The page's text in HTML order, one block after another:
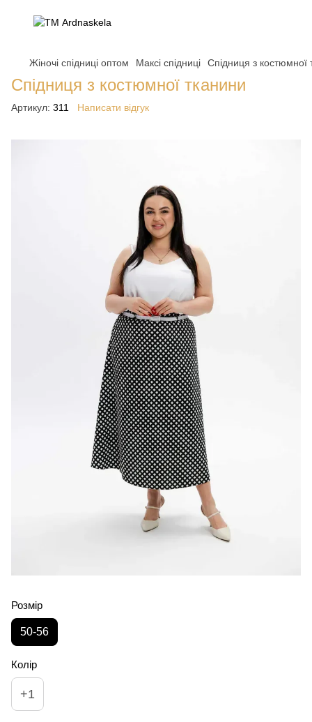
Жіночі спідниці оптом Максі спідниці Спідниця з костюмної
Спідниця з костюмної тканини
Артикул: 311 Написати відгук
Розмір
50-56
Колір
+1